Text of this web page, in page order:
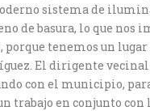
sistema de
de basura, lo que
tenemos un
El dirigente
con el municipio,
trabajo en conjunto